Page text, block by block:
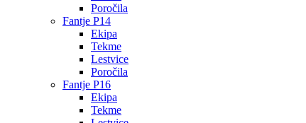
Poročila
Fantje P14
Ekipa
Tekme
Lestvice
Poročila
Fantje P16
Ekipa
Tekme